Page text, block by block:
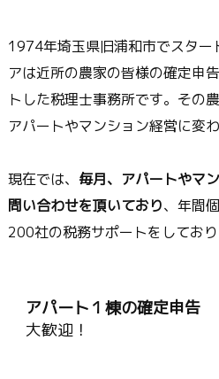
1974年埼玉県旧浦和市でスター
アは近所の農家の皆様の確定申
トした税理士事務所です。その
アパートやマンション経営に変わ
現在では、 毎月、アパートやマ
問い合わせを頂いており、年間
200社の税務サポートをしており
アパート１棟の確定申告
大歓迎！